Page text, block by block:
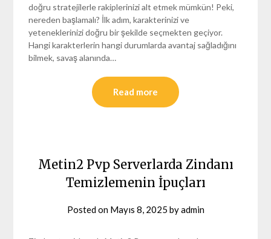
doğru stratejilerle rakiplerinizi alt etmek mümkün! Peki,
nereden başlamalı? İlk adım, karakterinizi ve
yeteneklerinizi doğru bir şekilde seçmekten geçiyor.
Hangi karakterlerin hangi durumlarda avantaj sağladığını
bilmek, savaş alanında…
Read more
Metin2 Pvp Serverlarda Zindanı
Temizlemenin İpuçları
Posted on Mayıs 8, 2025 byadmin